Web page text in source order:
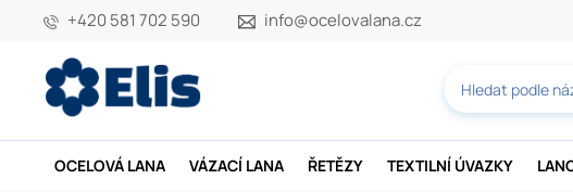
+420 581 702 590 info@ocelovalana.cz
OCELOVÁ LANA VÁZACÍ LANA ŘETĚZY TEXTILNÍ ÚVAZKY